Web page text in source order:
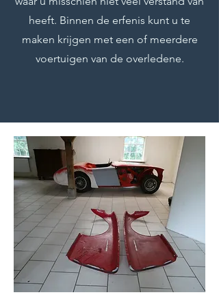
heeft. Binnen de erfenis kunt u te
maken krijgen met een of meerdere
voertuigen van de overledene.